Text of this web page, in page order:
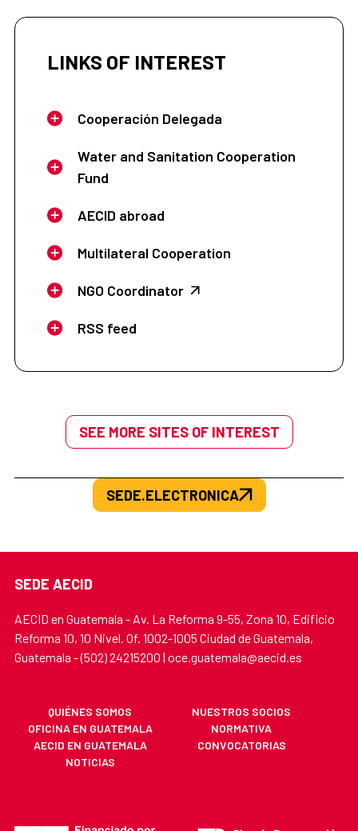
LINKS OF INTEREST
Cooperación Delegada
Water and Sanitation Cooperation
Fund
AECID abroad
Multilateral Cooperation
NGO Coordinator
RSS feed
SEE MORE SITES OF INTEREST
SEDE.ELECTRONICA
SEDE AECID
AECID en Guatemala - Av. La Reforma 9-55, Zona 10, Edificio
Reforma 10, 10 Nivel. Of. 1002-1005 Ciudad de Guatemala,
Guatemala - (502) 24215200 | oce.guatemala@aecid.es
QUIÉNES SOMOS
NUESTROS SOCIOS
OFICINA EN GUATEMALA
NORMATIVA
AECID EN GUATEMALA
CONVOCATORIAS
NOTICIAS